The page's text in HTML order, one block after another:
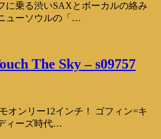
に乗る渋いSAXとボーカルの絡み
ューソウルの「…
The Sky – s09757
オンリー12インチ！ ゴフィン=キ
ィーズ時代…